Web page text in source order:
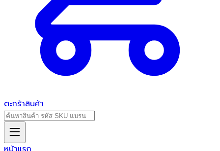
ตะกร้าสินค้า